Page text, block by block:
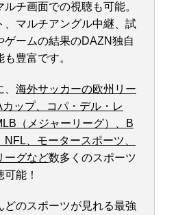
チ画面での視聴も可能。
、マルチアングル中継、試
ゲームの結果のDAZN独自
豊富です。
海外サッカーの欧州リー
ップ、コパ・デル・レ
（メジャーリーグ）、B
NFL、モータースポーツ、
ーグなど数多くのスポーツ
能！
どのスポーツが見れる最強